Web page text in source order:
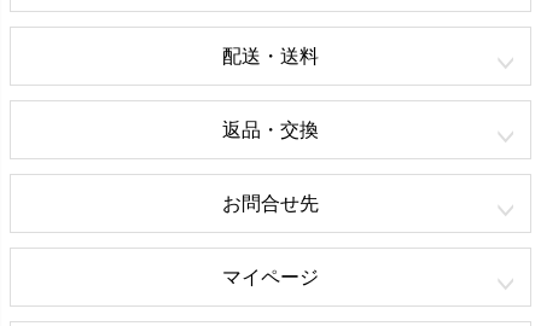
配送・送料
返品・交換
お問合せ先
マイページ